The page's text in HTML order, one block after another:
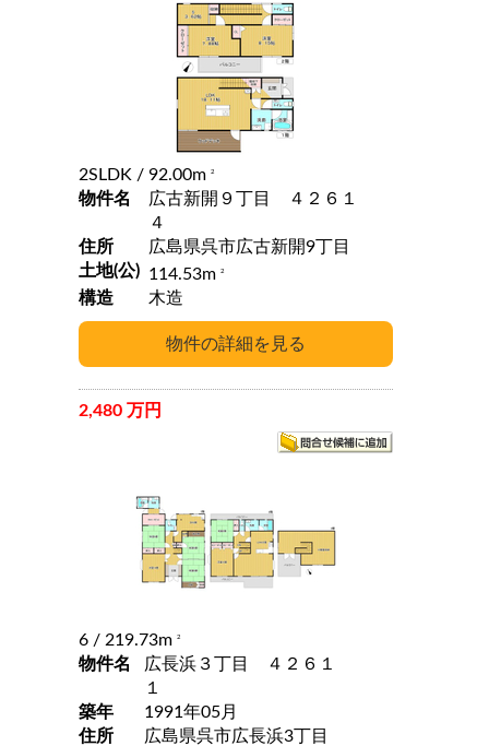
2SLDK / 92.00m 2
物件名
広古新開９丁目 ４２６１
４
住所
広島県呉市広古新開9丁目
土地(公) 114.53m 2
構造 木造
2,480 万円
6 / 219.73m 2
物件名
広長浜３丁目 ４２６１
１
築年
1991年05月
住所
広島県呉市広長浜3丁目